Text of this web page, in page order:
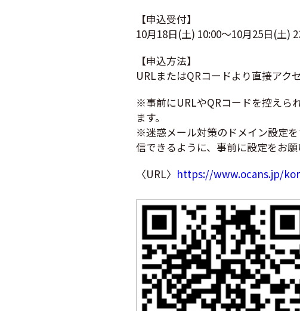
【申込受付】
10月18日(土) 10:00～10月25日(土)
【申込方法】
URLまたはQRコードより直接アク
※事前にURLやQRコードを控えら
ます。
※迷惑メール対策のドメイン設定
信できるように、事前に設定をお願
〈URL〉 https://www.ocans.jp/